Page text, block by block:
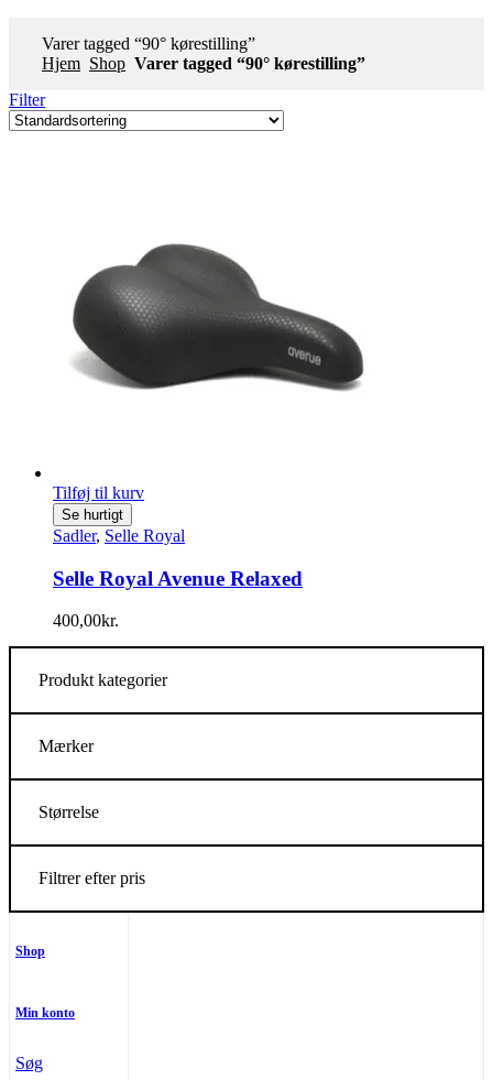
Varer tagged “90° kørestilling”
Hjem Shop Varer tagged “90° kørestilling”
Filter
Tilføj til kurv
Se hurtigt
Sadler, Selle Royal
Selle Royal Avenue Relaxed
400,00kr.
Produkt kategorier
Mærker
Størrelse
Filtrer efter pris
Shop
Min konto
Søg